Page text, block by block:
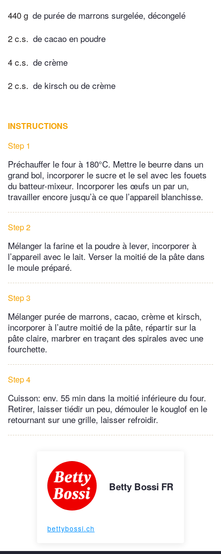
440 g de purée de marrons surgelée, décongelé
2 c.s. de cacao en poudre
4 c.s. de crème
2 c.s. de kirsch ou de crème
INSTRUCTIONS
Step 1
Préchauffer le four à 180°C. Mettre le beurre dans un
grand bol, incorporer le sucre et le sel avec les fouets
du batteur-mixeur. Incorporer les œufs un par un,
travailler encore jusqu’à ce que l’appareil blanchisse.
Step 2
Mélanger la farine et la poudre à lever, incorporer à
l’appareil avec le lait. Verser la moitié de la pâte dans
le moule préparé.
Step 3
Mélanger purée de marrons, cacao, crème et kirsch,
incorporer à l’autre moitié de la pâte, répartir sur la
pâte claire, marbrer en traçant des spirales avec une
fourchette.
Step 4
Cuisson: env. 55 min dans la moitié inférieure du four.
Retirer, laisser tiédir un peu, démouler le kouglof en le
retournant sur une grille, laisser refroidir.
Betty Bossi FR
bettybossi.ch